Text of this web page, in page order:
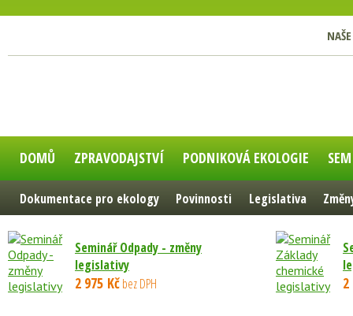
DOMŮ ZPRAVODAJSTVÍ PODNIKOVÁ EKOLOGIE
Dokumentace pro ekology Povinnosti Legislativa
Seminář Odpady - změny
legislativy
2 975 Kčbez DPH 2